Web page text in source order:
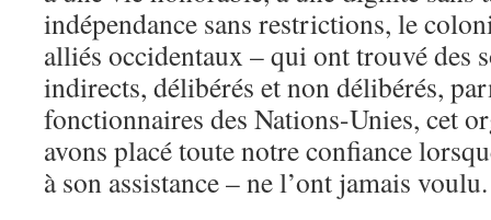
indépendance sans restrictions, le
alliés occidentaux – qui ont trouvé des
indirects, délibérés et non délibérés,
fonctionnaires des Nations-Unies, cet
avons placé toute notre confiance
à son assistance – ne l’ont jamais voulu.